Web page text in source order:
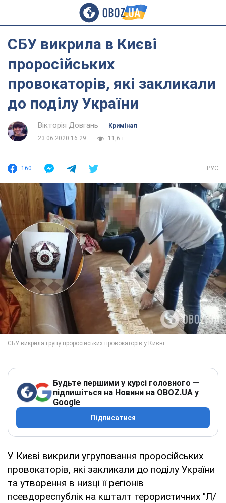
СБУ викрила в Києві
проросійських
провокаторів, які закликали
до поділу України
Вікторія Довгань
Кримінал
23.06.2020 16:29
11,6 т.
160 РУС
Будьте першими у курсі головного —
підпишіться на Новини на OBOZ.UA у
Google
Підписатися
У Києві викрили угруповання проросійських
провокаторів, які закликали до поділу України
та утворення в низці її регіонів
псевдореспублік на кшталт терористичних "Л/